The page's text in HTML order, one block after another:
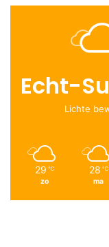
Echt-
Lichte
29 ℃
zo
28 ℃
ma